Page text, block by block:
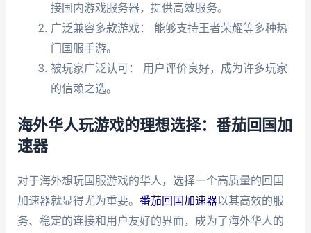
接国内游戏服务器，提供高效服务。
广泛兼容多款游戏： 能够支持王者荣耀等多种热
门国服手游。
被玩家广泛认可： 用户评价良好，成为许多玩家
的信赖之选。
海外华人玩游戏的理想选择：番茄回国加
速器
对于海外想玩国服游戏的华人，选择一个高质量的回国
加速器就显得尤为重要。 番茄回国加速器以其高效的服
务、稳定的连接和用户友好的界面，成为了海外华人的